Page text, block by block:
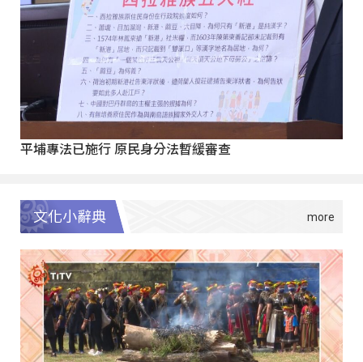
平埔專法已施行 原民身分法暫緩審查
文化小辭典